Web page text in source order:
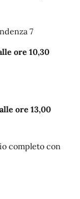
7
ore 10,30
ore 13,00
completo con